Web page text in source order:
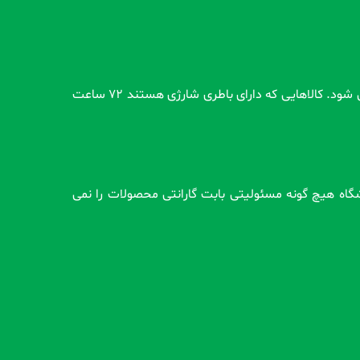
تمام محصولات بدون گارانتی قبل از اضافه شدن در سایت و بعد از ثبت سفارش مشتری کاملاً تست و از سلامت محصول اطمینان حاصل می شود. کالاهایی که دارای باطری شارژی هستند 72 ساعت
هیچ گونه مسئولیتی بابت گارانتی محصولات را نمی